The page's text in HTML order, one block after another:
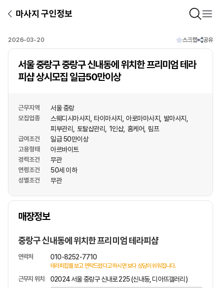
마사지 구인정보
2026-03-20 스크랩 공유
서울 중랑구 중랑구 신내동에 위치한 프리미엄 테라
피샵 상시모집 일급50만이상
근무지역 서울 중랑
모집업종 스웨디시마사지 타이마사지 아로마마사지
발마사지
피부관리
토탈샵관리 1인샵 홈케어 림프
급여조건 일급 50만이상
고용형태 아르바이트
경력조건 무관
연령조건 50세 이하
성별조건 무관
매장정보
상호명
중랑구 신내동에 위치한 프리미엄 테라피샵
연락처 010-8252-7710
테라피잡를 보고 연락드렸다고 하시면 보다 상담이 쉬워집니다.
근무지 위치 02024 서울 중랑구 신내로 225 (신내동, 디아뜨갤러리)